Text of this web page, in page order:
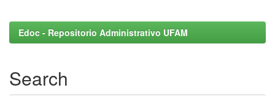
Edoc - Repositorio Administrativo UFAM
Search